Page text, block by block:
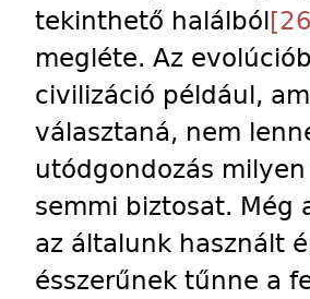
tekinthető halálból
megléte. Az
civilizáció például,
választaná, nem
utódgondozás
semmi biztosat. Még
az általunk használt
ésszerűnek tűnne a